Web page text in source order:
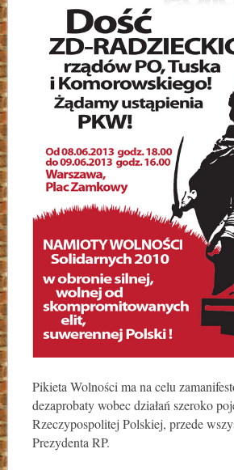
Pikieta Wolności ma na celu
dezaprobaty wobec działań szeroko
Rzeczypospolitej Polskiej, przede
Prezydenta RP.